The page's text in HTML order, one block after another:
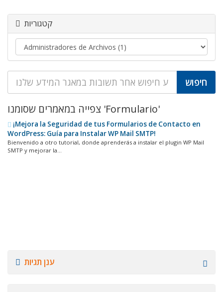
קטגוריות
צפייה במאמרים שסומנו 'Formulario'
¡Mejora la Seguridad de tus Formularios de Contacto en
WordPress: Guía para Instalar WP Mail SMTP!
Bienvenido a otro tutorial, donde aprenderás a instalar el plugin WP Mail
SMTP y mejorar la...
ענן תגיות